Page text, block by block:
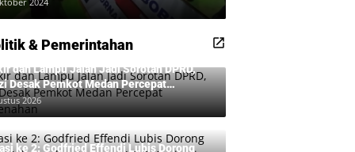
dan Ribuan Penonton!
& Pemerintahan
dan Lampu Jalan Jadi Sorotan DPRD,
Desak Pemkot Medan Percepat
2026
ke 2: Godfried Effendi Lubis Dorong